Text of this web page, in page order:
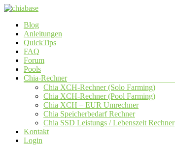
Zum
springen
chiabase
CHIA
Info-
Community
Seite
Menü
Blog
Anleitungen
QuickTips
FAQ
Forum
Pools
Chia-Rechner
Chia XCH-Rechner (Solo Farming)
Chia XCH-Rechner (Pool Farming)
Chia XCH – EUR Umrechner
Chia Speicherbedarf Rechner
Chia SSD Leistungs / Lebenszeit Rechner
Kontakt
Login